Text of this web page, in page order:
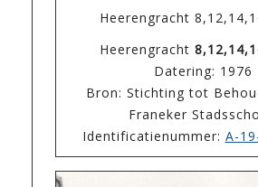
Heerengracht
Heerengracht
Datering: 1976
Bron: Stichting tot
Franeker
Identificatienummer: A-